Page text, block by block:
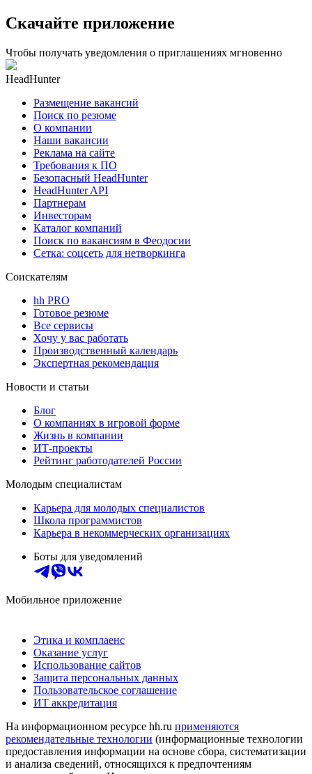
Скачайте приложение
Чтобы получать уведомления о приглашениях мгновенно
HeadHunter
Размещение вакансий
Поиск по резюме
О компании
Наши вакансии
Реклама на сайте
Требования к ПО
Безопасный HeadHunter
HeadHunter API
Партнерам
Инвесторам
Каталог компаний
Поиск по вакансиям в Феодосии
Сетка: соцсеть для нетворкинга
Соискателям
hh PRO
Готовое резюме
Все сервисы
Хочу у вас работать
Производственный календарь
Экспертная рекомендация
Новости и статьи
Блог
О компаниях в игровой форме
Жизнь в компании
ИТ-проекты
Рейтинг работодателей России
Молодым специалистам
Карьера для молодых специалистов
Школа программистов
Карьера в некоммерческих организациях
Боты для уведомлений
Мобильное приложение
Этика и комплаенс
Оказание услуг
Использование сайтов
Защита персональных данных
Пользовательское соглашение
ИТ аккредитация
На информационном ресурсе hh.ru применяются
рекомендательные технологии (информационные технологии
предоставления информации на основе сбора, систематизации
и анализа сведений, относящихся к предпочтениям